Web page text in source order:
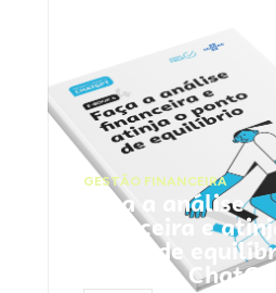
GESTÃO FINANCEIRA
Faça a análise
financeira e
ponto de
Prompts ChatGPT